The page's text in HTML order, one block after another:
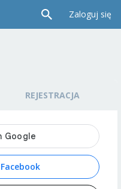
Zaloguj się
REJESTRACJA